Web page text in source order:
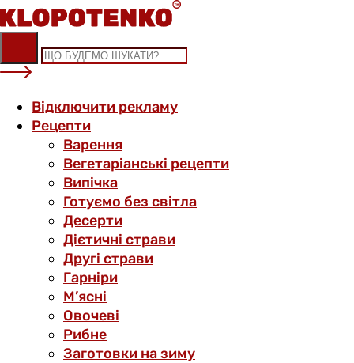
Skip
to
content
Відключити рекламу
Рецепти
Варення
Вегетаріанські рецепти
Випічка
Готуємо без світла
Десерти
Дієтичні страви
Другі страви
Гарніри
М’ясні
Овочеві
Рибне
Заготовки на зиму